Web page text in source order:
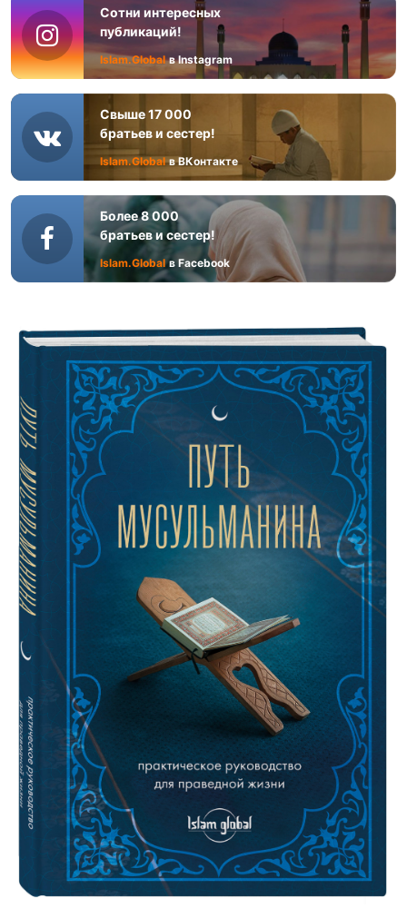
Сотни интересных
публикаций!
Islam.Global в Instagram
Свыше 17 000
братьев и сестер!
Islam.Global в ВКонтакте
Более 8 000
братьев и сестер!
Islam.Global в Facebook